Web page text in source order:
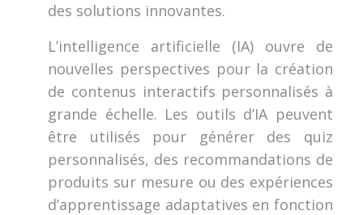
des solutions innovantes.
L’intelligence artificielle (IA) ouvre de
nouvelles perspectives pour la création
de contenus interactifs personnalisés à
grande échelle. Les outils d’IA peuvent
être utilisés pour générer des quiz
personnalisés, des recommandations de
produits sur mesure ou des expériences
d’apprentissage adaptatives en fonction